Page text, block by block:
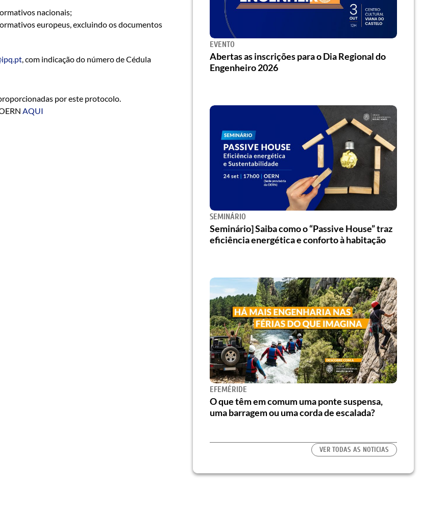
nacionais;
europeus, excluindo os documentos
, com indicação do número de Cédula
por este protocolo.
AQUI
EVENTO
Abertas as inscrições para o Dia Regional do
Engenheiro 2026
SEMINÁRIO
Seminário] Saiba como o “Passive House” traz
eficiência energética e conforto à habitação
EFEMÉRIDE
O que têm em comum uma ponte suspensa,
uma barragem ou uma corda de escalada?
VER TODAS AS NOTICIAS